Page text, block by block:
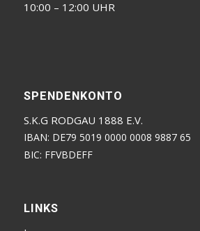
10:00 – 12:00 UHR
SPENDENKONTO
S.K.G RODGAU 1888 E.V.
IBAN: DE79 5019 0000 0008 9887 65
BIC: FFVBDEFF
LINKS